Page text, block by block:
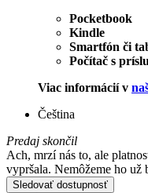
Pocketbook
Kindle
Smartfón či
Počítač s
Viac informácií v
Čeština
Predaj skončil
Ach, mrzí nás to, ale
vypršala. Nemôžeme ho
Sledovať dostupnosť